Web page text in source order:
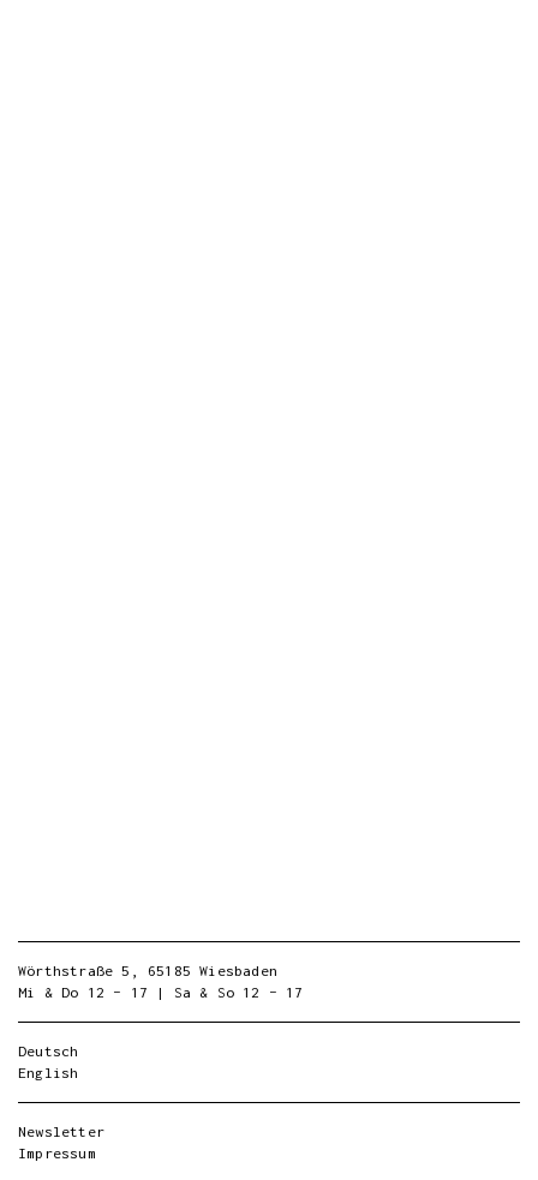
Wörthstraße 5, 65185 Wiesbaden
Mi & Do 12 – 17 | Sa & So 12 – 17
Deutsch
English
Newsletter
Impressum